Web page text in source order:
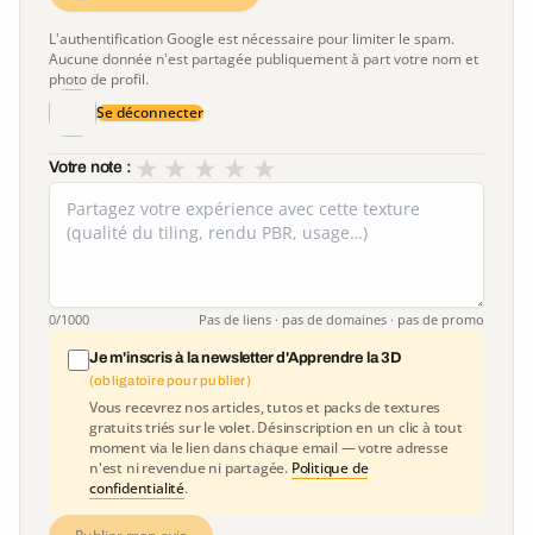
L'authentification Google est nécessaire pour limiter le spam.
Aucune donnée n'est partagée publiquement à part votre nom et
photo de profil.
Se déconnecter
Votre note : ★
★
★
★
★
0/1000 Pas de liens · pas de domaines · pas de promo
Je m'inscris à la newsletter d'Apprendre la 3D
(obligatoire pour publier)
Vous recevrez nos articles, tutos et packs de textures
gratuits triés sur le volet. Désinscription en un clic à tout
moment via le lien dans chaque email — votre adresse
n'est ni revendue ni partagée. Politique de
confidentialité.